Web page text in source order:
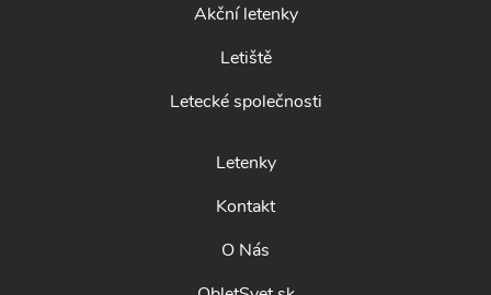
Akční letenky
Letiště
Letecké společnosti
Letenky
Kontakt
O Nás